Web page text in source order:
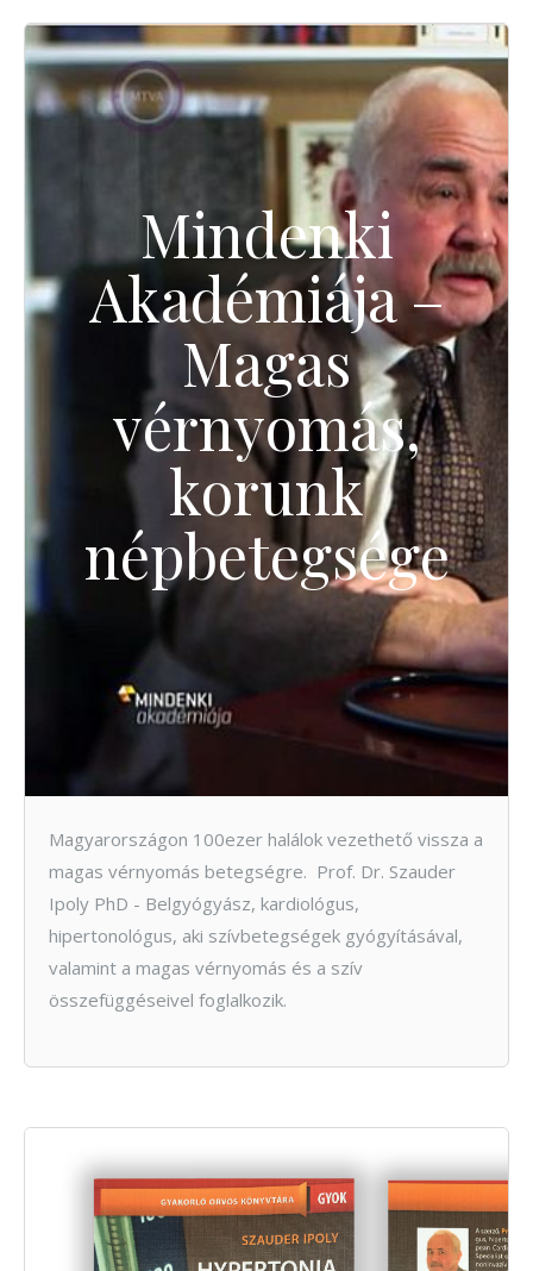
Mindenki
Akadémiája –
Magas
vérnyomás,
korunk
népbetegsége
Magyarországon 100ezer halálok vezethető vissza a
magas vérnyomás betegségre. Prof. Dr. Szauder
Ipoly PhD - Belgyógyász, kardiológus,
hipertonológus, aki szívbetegségek gyógyításával,
valamint a magas vérnyomás és a szív
összefüggéseivel foglalkozik.